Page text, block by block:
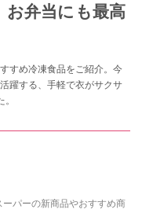
お弁当にも最高
すめ冷凍食品をご紹介。今
躍する、手軽で衣がサクサ
パーの新商品やおすすめ商